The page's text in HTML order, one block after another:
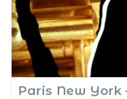
Paris New York